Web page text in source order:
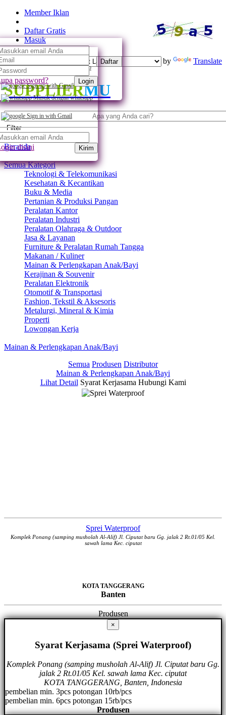
Member Iklan
Daftar Gratis
Daftar
Daftar dengan whatsapp
Sign up with Gmail
Masuk
password? Login
Masuk dengan whatsapp
Sign in with Gmail
disini Kirim
Powered by Translate
SUPPLIERMU
Filter
Beranda
Semua Kategori
Teknologi & Telekomunikasi
Kesehatan & Kecantikan
Buku & Media
Pertanian & Produksi Pangan
Peralatan Kantor
Peralatan Industri
Peralatan Olahraga & Outdoor
Jasa & Layanan
Furniture & Peralatan Rumah Tangga
Makanan / Kuliner
Mainan & Perlengkapan Anak/Bayi
Kerajinan & Souvenir
Peralatan Elektronik
Otomotif & Transportasi
Fashion, Tekstil & Aksesoris
Metalurgi, Mineral & Kimia
Properti
Lowongan Kerja
Mainan & Perlengkapan Anak/Bayi
Semua Produsen Distributor
Mainan & Perlengkapan Anak/Bayi
Lihat Detail Syarat Kerjasama Hubungi Kami
Sprei Waterproof
Komplek Ponang (samping musholah Al-Alif) Jl. Ciputat baru Gg. jalak 2 Rt.01/05 Kel.
sawah lama Kec. ciputat
KOTA TANGGERANG
Banten
Produsen
×
Syarat Kerjasama (Sprei Waterproof)
Komplek Ponang (samping musholah Al-Alif) Jl. Ciputat baru Gg.
jalak 2 Rt.01/05 Kel. sawah lama Kec. ciputat
KOTA TANGGERANG, Banten, Indonesia
pembelian min. 3pcs potongan 10rb/pcs
pembelian min. 6pcs potongan 15rb/pcs
Produsen